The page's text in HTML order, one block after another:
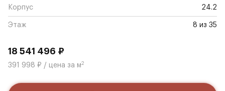
Корпус 24.2
Этаж 8 из 35
18 541 496 ₽
391 998 ₽ / цена за м2